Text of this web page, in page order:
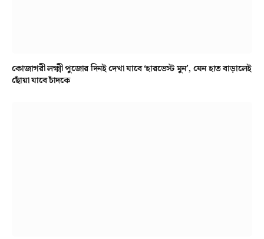
কোজাগরী লক্ষ্মী পুজোর দিনই দেখা যাবে ‘হারভেস্ট মুন’, যেন হাত বাড়ালেই
ছোঁয়া যাবে চাঁদকে